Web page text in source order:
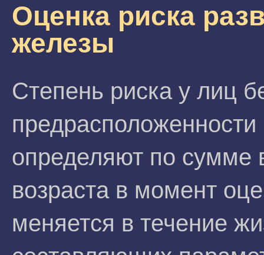
Оценка риска
железы
Степень риска у лиц
определяют по сумме
возраста в момент
меняется в течение